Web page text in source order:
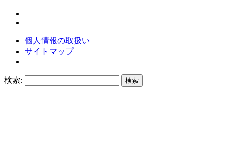
個人情報の取扱い
サイトマップ
検索: